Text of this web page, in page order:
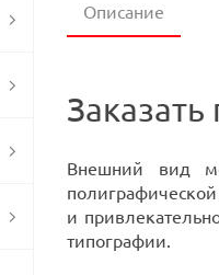
Описание
Внешний вид
и
типографии.